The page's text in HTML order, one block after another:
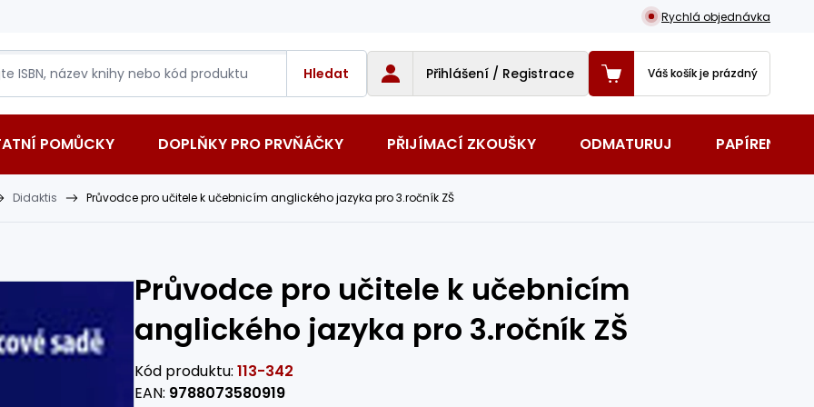
Rychlá objednávka
Hledat Přihlášení / Registrace Váš košík je prázdný
POMŮCKY DOPLŇKY PRO PRVŇÁČKY PŘIJÍMACÍ ZKOUŠKY ODMATURUJ PAPÍRENSKÉ
Didaktis Průvodce pro učitele k učebnicím anglického jazyka pro 3.ročník ZŠ
Průvodce pro učitele k učebnicím
anglického jazyka pro 3.ročník ZŠ
Kód produktu: 113-342
EAN: 9788073580919